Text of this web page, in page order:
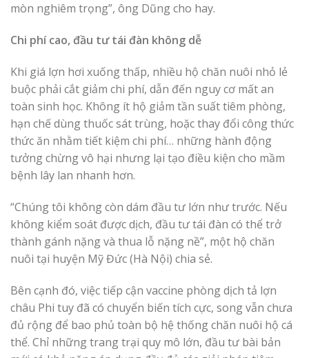
mòn nghiêm trọng”, ông Dũng cho hay.
Chi phí cao, đầu tư tái đàn không dễ
Khi giá lợn hơi xuống thấp, nhiều hộ chăn nuôi nhỏ lẻ
buộc phải cắt giảm chi phí, dẫn đến nguy cơ mất an
toàn sinh học. Không ít hộ giảm tần suất tiêm phòng,
hạn chế dùng thuốc sát trùng, hoặc thay đổi công thức
thức ăn nhằm tiết kiệm chi phí… những hành động
tưởng chừng vô hại nhưng lại tạo điều kiện cho mầm
bệnh lây lan nhanh hơn.
“Chúng tôi không còn dám đầu tư lớn như trước. Nếu
không kiểm soát được dịch, đầu tư tái đàn có thể trở
thành gánh nặng và thua lỗ nặng nề”, một hộ chăn
nuôi tại huyện Mỹ Đức (Hà Nội) chia sẻ.
Bên cạnh đó, việc tiếp cận vaccine phòng dịch tả lợn
châu Phi tuy đã có chuyển biến tích cực, song vẫn chưa
đủ rộng để bao phủ toàn bộ hệ thống chăn nuôi hộ cá
thể. Chỉ những trang trại quy mô lớn, đầu tư bài bản